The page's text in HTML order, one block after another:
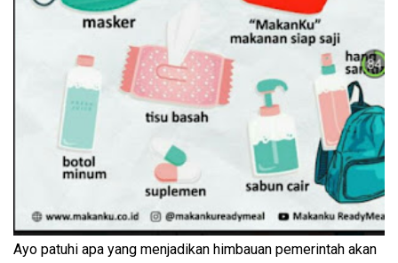
Ayo patuhi apa yang menjadikan himbauan pemerintah akan